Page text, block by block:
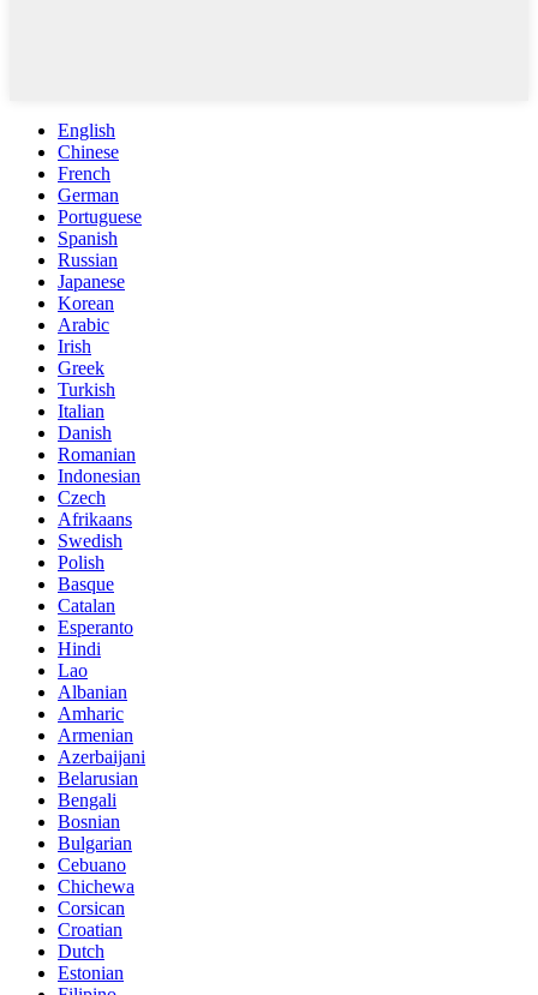
English
Chinese
French
German
Portuguese
Spanish
Russian
Japanese
Korean
Arabic
Irish
Greek
Turkish
Italian
Danish
Romanian
Indonesian
Czech
Afrikaans
Swedish
Polish
Basque
Catalan
Esperanto
Hindi
Lao
Albanian
Amharic
Armenian
Azerbaijani
Belarusian
Bengali
Bosnian
Bulgarian
Cebuano
Chichewa
Corsican
Croatian
Dutch
Estonian